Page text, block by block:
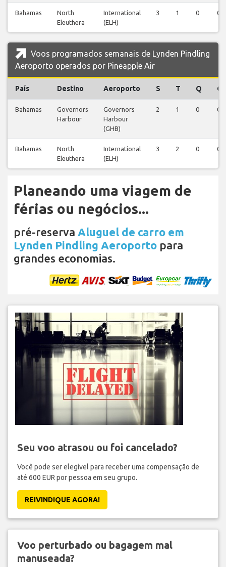
Bahamas
North
Eleuthera
International
(ELH)
3 1 0 0
Voos programados semanais de Lynden Pindling
Aeroporto operados por Pineapple Air
País Destino Aeroporto S T Q Q
Bahamas
Governors
Harbour
Governors
Harbour
(GHB)
2 1 0 0
Bahamas
North
Eleuthera
International
(ELH)
3 2 0 0
Planeando uma viagem de
férias ou negócios...
pré-reserva Aluguel de carro em
Lynden Pindling Aeroporto para
grandes economias.
Seu voo atrasou ou foi cancelado?
Você pode ser elegível para receber uma compensação de
até 600 EUR por pessoa em seu grupo.
REIVINDIQUE AGORA!
Voo perturbado ou bagagem mal
manuseada?